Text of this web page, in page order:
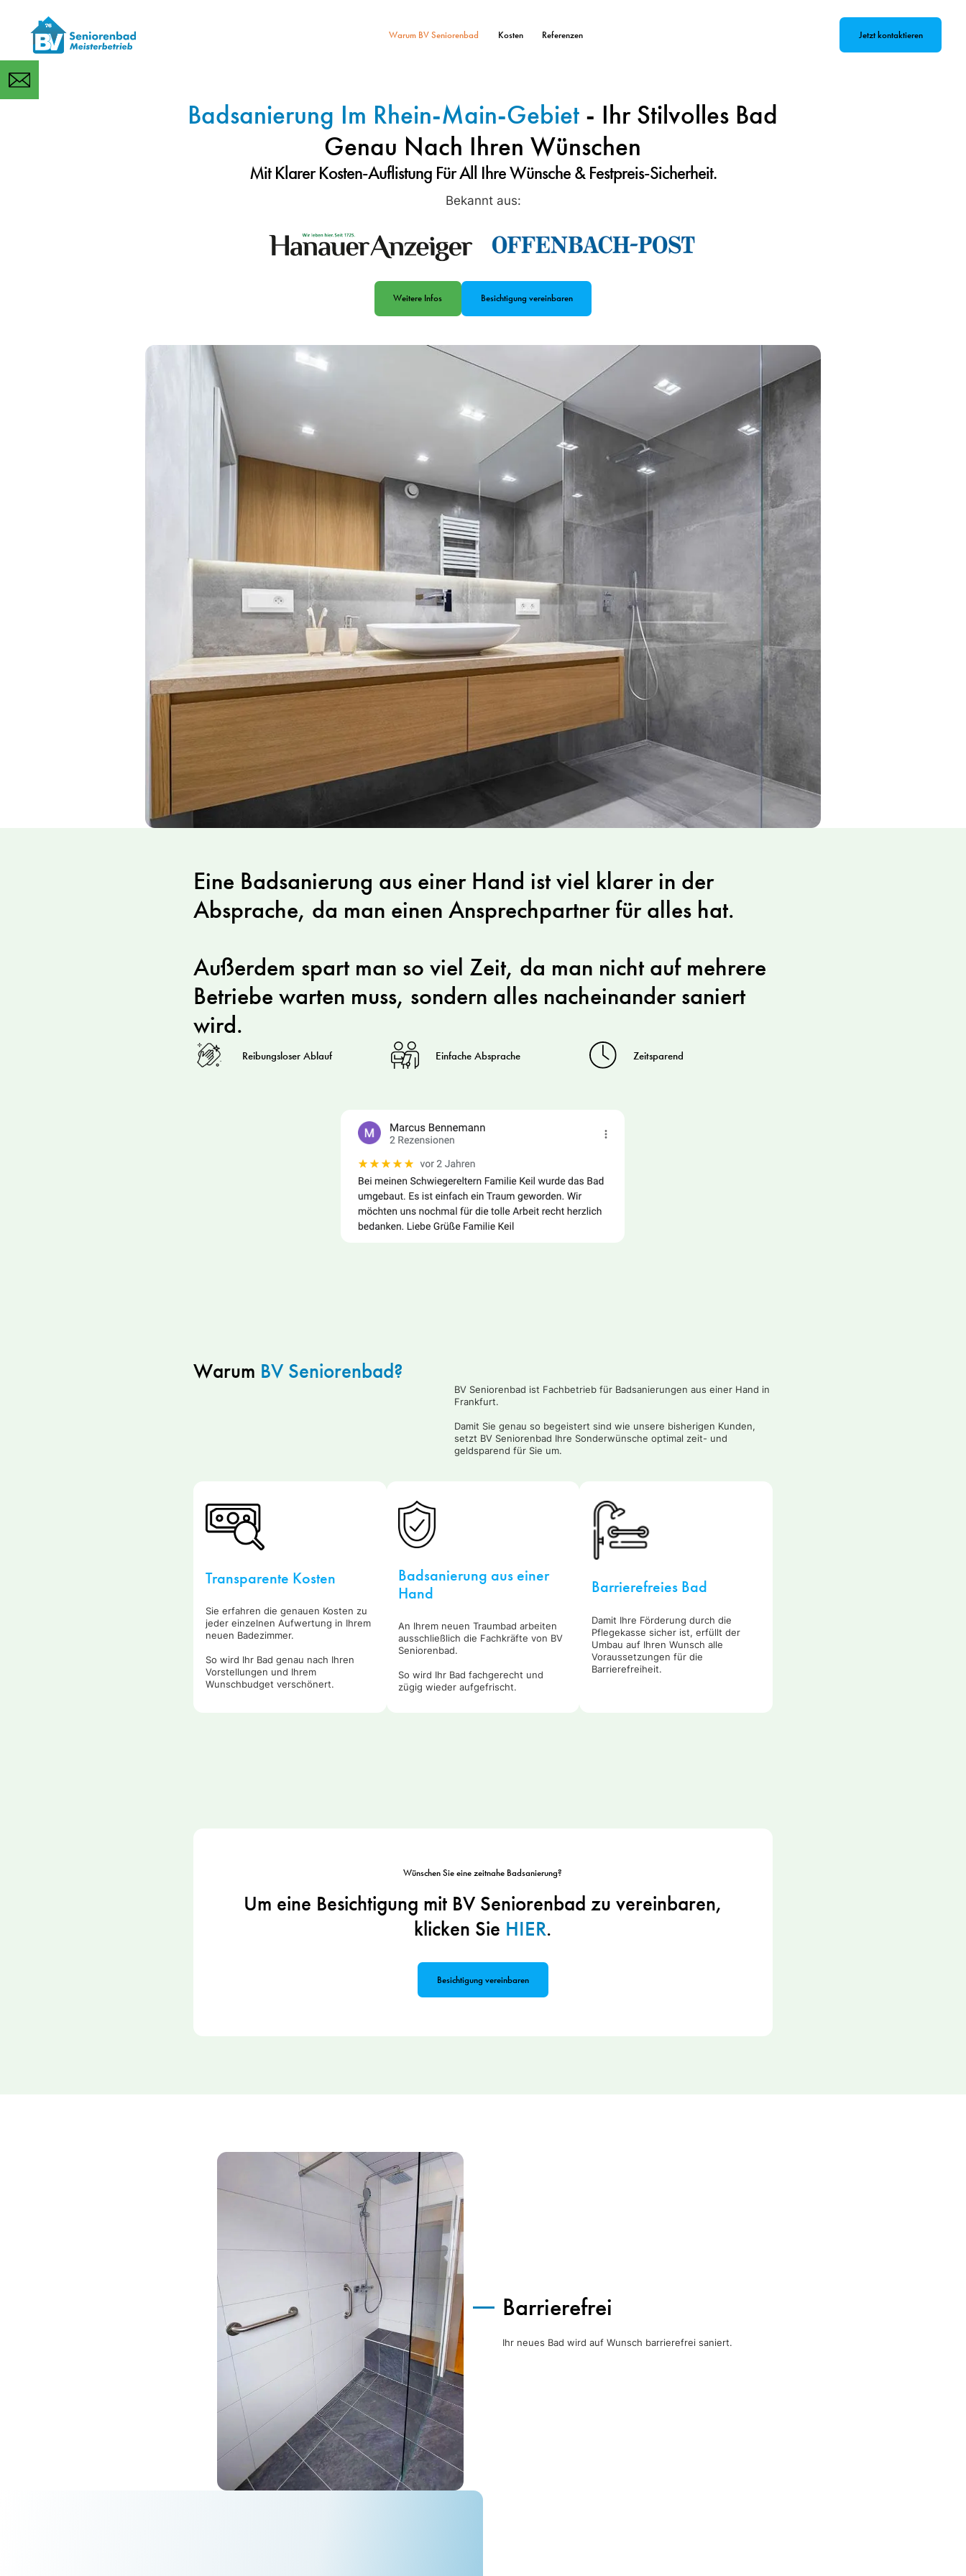
Warum BV Seniorenbad Kosten Referenzen Jetzt kontaktieren
Badsanierung Im Rhein-Main-Gebiet - Ihr Stilvolles Bad
Genau Nach Ihren Wünschen
Mit Klarer Kosten-Auflistung Für All Ihre Wünsche & Festpreis-Sicherheit.
Bekannt aus:
Weitere Infos Besichtigung vereinbaren
Eine Badsanierung aus einer Hand ist viel klarer in der
Absprache, da man einen Ansprechpartner für alles hat.
Außerdem spart man so viel Zeit, da man nicht auf mehrere
Betriebe warten muss, sondern alles nacheinander saniert
wird.
Reibungsloser Ablauf Einfache Absprache Zeitsparend
Warum BV Seniorenbad?
BV Seniorenbad ist Fachbetrieb für Badsanierungen aus einer Hand in
Frankfurt.
Damit Sie genau so begeistert sind wie unsere bisherigen Kunden,
setzt BV Seniorenbad Ihre Sonderwünsche optimal zeit- und
geldsparend für Sie um.
Transparente Kosten
Sie erfahren die genauen Kosten zu
jeder einzelnen Aufwertung in Ihrem
neuen Badezimmer.
So wird Ihr Bad genau nach Ihren
Vorstellungen und Ihrem
Wunschbudget verschönert.
Badsanierung aus einer
Hand
An Ihrem neuen Traumbad arbeiten
ausschließlich die Fachkräfte von BV
Seniorenbad.
So wird Ihr Bad fachgerecht und
zügig wieder aufgefrischt.
Barrierefreies Bad
Damit Ihre Förderung durch die
Pflegekasse sicher ist, erfüllt der
Umbau auf Ihren Wunsch alle
Voraussetzungen für die
Barrierefreiheit.
Wünschen Sie eine zeitnahe Badsanierung?
Um eine Besichtigung mit BV Seniorenbad zu vereinbaren,
klicken Sie HIER.
Besichtigung vereinbaren
Barrierefrei
Ihr neues Bad wird auf Wunsch barrierefrei saniert.